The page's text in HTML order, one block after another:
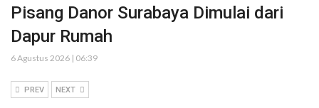
Pisang Danor Surabaya Dimulai dari
Dapur Rumah
6 Agustus 2026 | 06:39
PREV NEXT